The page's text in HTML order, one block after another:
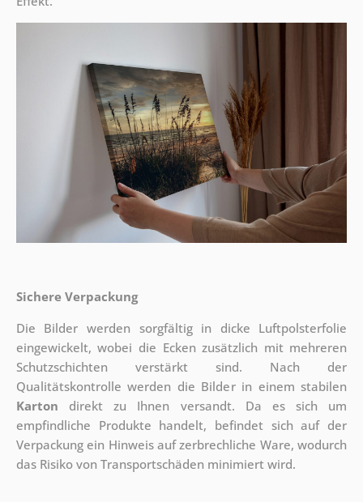
Sichere Verpackung
Die Bilder werden sorgfältig in dicke Luftpolsterfolie
eingewickelt, wobei die Ecken zusätzlich mit mehreren
Schutzschichten verstärkt sind. Nach der
Qualitätskontrolle werden die Bilder in einem stabilen
Karton direkt zu Ihnen versandt. Da es sich um
empfindliche Produkte handelt, befindet sich auf der
Verpackung ein Hinweis auf zerbrechliche Ware, wodurch
das Risiko von Transportschäden minimiert wird.